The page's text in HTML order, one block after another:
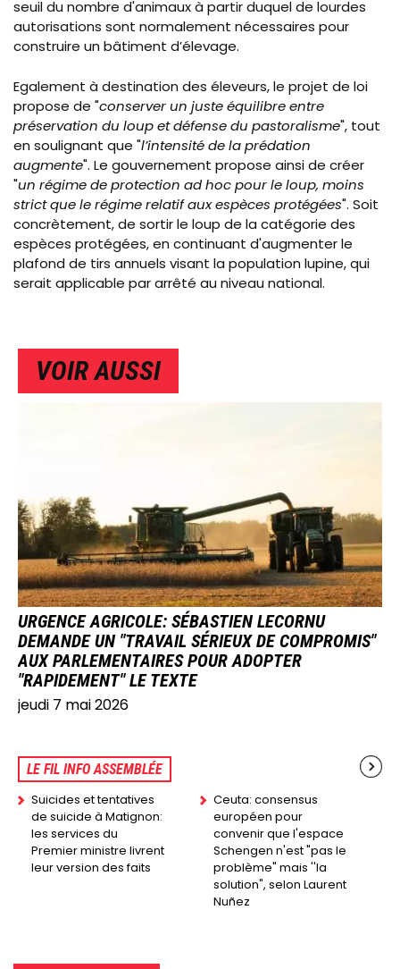
seuil du nombre d'animaux à partir duquel de lourdes
autorisations sont normalement nécessaires pour
construire un bâtiment d’élevage.
Egalement à destination des éleveurs, le projet de loi
propose de "conserver un juste équilibre entre
préservation du loup et défense du pastoralisme", tout
en soulignant que "l’intensité de la prédation
augmente". Le gouvernement propose ainsi de créer
"un régime de protection ad hocpour le loup, moins
strict que le régime relatif aux espèces protégées". Soit
concrètement, de sortir le loup de la catégorie des
espèces protégées, en continuant d'augmenter le
plafond de tirs annuels visant la population lupine, qui
serait applicable par arrêté au niveau national.
VOIR AUSSI
URGENCE AGRICOLE: SÉBASTIEN LECORNU
DEMANDE UN "TRAVAIL SÉRIEUX DE COMPROMIS"
AUX PARLEMENTAIRES POUR ADOPTER
"RAPIDEMENT" LE TEXTE
jeudi 7 mai 2026
LE FIL INFO ASSEMBLÉE
Suicides et tentatives
de suicide à Matignon:
les services du
Premier ministre livrent
leur version des faits
Ceuta: consensus
européen pour
convenir que l'espace
Schengen n'est "pas le
problème" mais ''la
solution", selon Laurent
Nuñez